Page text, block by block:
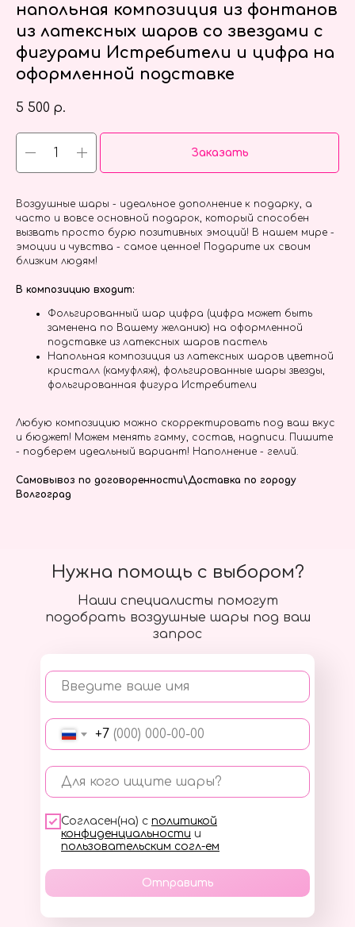
напольная композиция из фонтанов
из латексных шаров со звездами с
фигурами Истребители и цифра на
оформленной подставке
5 500 р.
Заказать
Воздушные шары - идеальное дополнение к подарку, а
часто и вовсе основной подарок, который способен
вызвать просто бурю позитивных эмоций! В нашем мире -
эмоции и чувства - самое ценное! Подарите их своим
близким людям!
В композицию входит:
Фольгированный шар цифра (цифра может быть
заменена по Вашему желанию) на оформленной
подставке из латексных шаров пастель
Напольная композиция из латексных шаров цветной
кристалл (камуфляж), фольгированные шары звезды,
фольгированная фигура Истребители
Любую композицию можно скорректировать под ваш вкус
и бюджет! Можем менять гамму, состав, надписи. Пишите
- подберем идеальный вариант! Наполнение - гелий.
Самовывоз по договоренности\Доставка по городу
Волгоград
Наши специалисты помогут
подобрать воздушные шары под ваш
запрос
Введите ваше имя
+7
Для кого ищите шары?
Согласен(на) с политикой
конфиденциальности и
пользовательским согл-ем
Отправить
Нужна помощь с выбором?